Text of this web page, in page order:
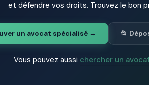
et défendre vos droits. Trouvez le bon
un avocat spécialisé → 📂
Vous pouvez aussi chercher un